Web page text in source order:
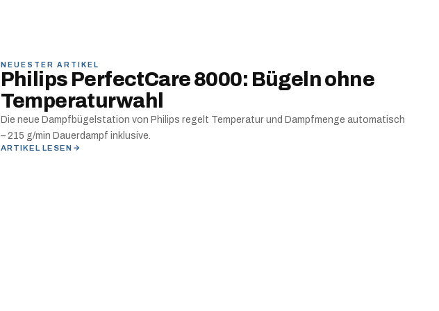
NEUESTER ARTIKEL
Philips PerfectCare 8000: Bügeln ohne
Temperaturwahl
Die neue Dampfbügelstation von Philips regelt Temperatur und Dampfmenge automatisch
– 215 g/min Dauerdampf inklusive.
ARTIKEL LESEN